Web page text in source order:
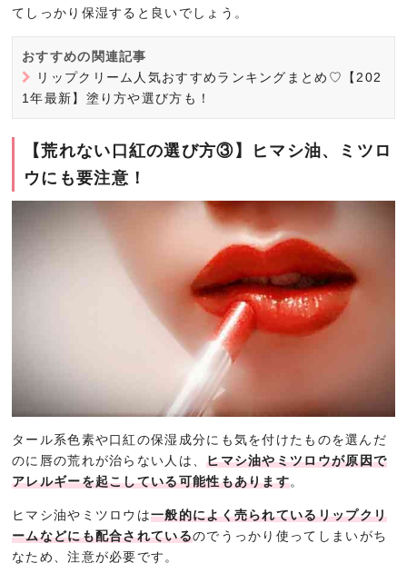
てしっかり保湿すると良いでしょう。
おすすめの関連記事
リップクリーム人気おすすめランキングまとめ♡【202
1年最新】塗り方や選び方も！
【荒れない口紅の選び方③】ヒマシ油、ミツロ
ウにも要注意！
タール系色素や口紅の保湿成分にも気を付けたものを選んだ
のに唇の荒れが治らない人は、ヒマシ油やミツロウが原因で
アレルギーを起こしている可能性もあります。
ヒマシ油やミツロウは一般的によく売られているリップクリ
ームなどにも配合されているのでうっかり使ってしまいがち
なため、注意が必要です。